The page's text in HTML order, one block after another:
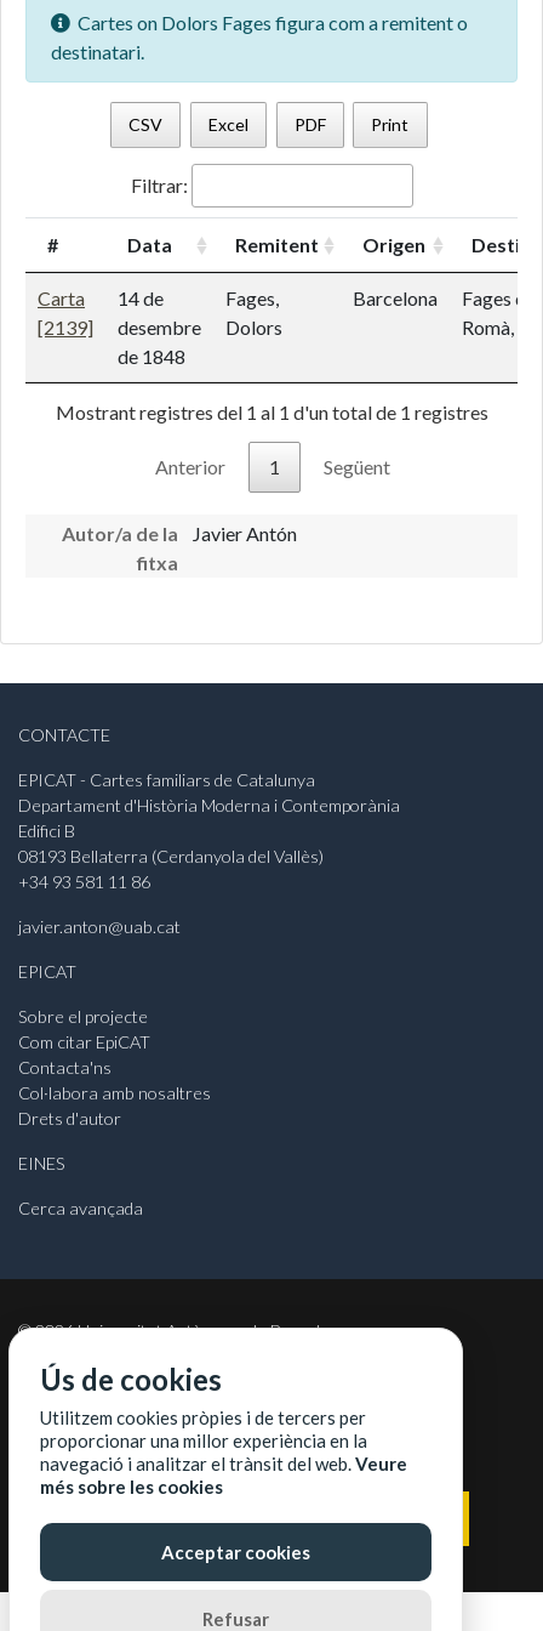
Cartes on Dolors Fages figura com a remitent o
destinatari.
CSV Excel PDF Print
Filtrar:
# Data Remitent Origen
Carta
[2139]
14 de
desembre
de 1848
Fages,
Dolors
Barcelona
Fages de
Romà,
Mostrant registres del 1 al 1 d'un total de 1 registres
Anterior 1 Següent
Autor/a de la
fitxa
Javier Antón
CONTACTE
EPICAT - Cartes familiars de Catalunya
Departament d'Història Moderna i Contemporània
Edifici B
08193 Bellaterra (Cerdanyola del Vallès)
+34 93 581 11 86
javier.anton@uab.cat
EPICAT
Sobre el projecte
Com citar EpiCAT
Contacta'ns
Col·labora amb nosaltres
Drets d'autor
EINES
Cerca avançada
©2026Universitat Autònoma de Barcelona
COL·LABORADORS
Ús de cookies
Utilitzem cookies pròpies i de tercers per
proporcionar una millor experiència en la
navegació i analitzar el trànsit del web.Veure
més sobre les cookies
Acceptar cookies
Refusar